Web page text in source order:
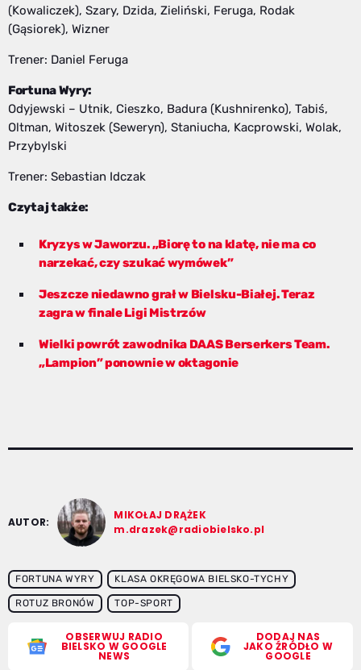
(Kowaliczek), Szary, Dzida, Zieliński, Feruga, Rodak
(Gąsiorek), Wizner
Trener: Daniel Feruga
Fortuna Wyry:
Odyjewski – Utnik, Cieszko, Badura (Kushnirenko), Tabiś,
Oltman, Witoszek (Seweryn), Staniucha, Kacprowski, Wolak,
Przybylski
Trener: Sebastian Idczak
Czytaj także:
Kryzys w Jaworzu. „Biorę to na klatę, nie ma co
narzekać, czy szukać wymówek”
Jeszcze niedawno grał w Bielsku-Białej. Teraz
zagra w finale Ligi Mistrzów
Wielki powrót zawodnika DAAS Berserkers Team.
„Lampion” ponownie w oktagonie
AUTOR:
MIKOŁAJ DRĄŻEK
m.drazek@radiobielsko.pl
FORTUNA WYRY KLASA OKRĘGOWA BIELSKO-TYCHY
ROTUZ BRONÓW TOP-SPORT
OBSERWUJ RADIO
BIELSKO W GOOGLE
NEWS
DODAJ NAS
JAKO ŹRÓDŁO W
GOOGLE